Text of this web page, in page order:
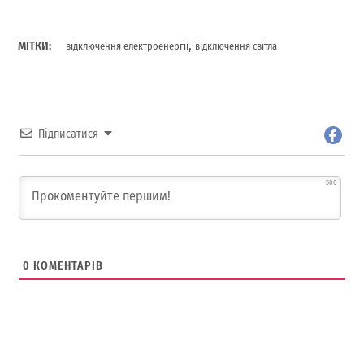
МІТКИ: відключення електроенергії, відключення світла
Підписатися
500
0 КОМЕНТАРІВ